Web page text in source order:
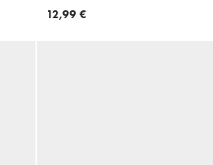
12,99 €